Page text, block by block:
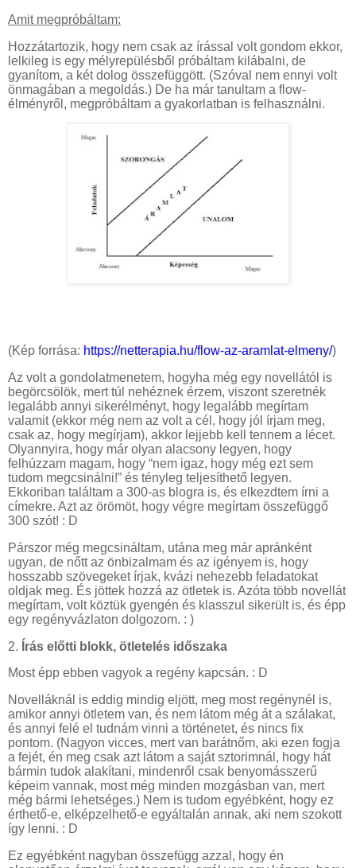
Amit megpróbáltam:
Hozzátartozik, hogy nem csak az írással volt gondom ekkor,
lelkileg is egy mélyrepülésből próbáltam kilábalni, de
gyanítom, a két dolog összefüggött. (Szóval nem ennyi volt
önmagában a megoldás.) De ha már tanultam a flow-
élményről, megpróbáltam a gyakorlatban is felhasználni.
(Kép forrása: https://netterapia.hu/flow-az-aramlat-elmeny/)
Az volt a gondolatmenetem, hogyha még egy novellától is
begörcsölök, mert túl nehéznek érzem, viszont szeretnék
legalább annyi sikerélményt, hogy legalább megírtam
valamit (ekkor még nem az volt a cél, hogy jól írjam meg,
csak az, hogy megírjam), akkor lejjebb kell tennem a lécet.
Olyannyira, hogy már olyan alacsony legyen, hogy
felhúzzam magam, hogy “nem igaz, hogy még ezt sem
tudom megcsinálni!” és tényleg teljesíthető legyen.
Ekkoriban találtam a 300-as blogra is, és elkezdtem írni a
címekre. Azt az örömöt, hogy végre megírtam összefüggő
300 szót! : D
Párszor még megcsináltam, utána meg már apránként
ugyan, de nőtt az önbizalmam és az igényem is, hogy
hosszabb szövegeket írjak, kvázi nehezebb feladatokat
oldjak meg. És jöttek hozzá az ötletek is. Azóta több novellát
megírtam, volt köztük gyengén és klasszul sikerült is, és épp
egy regényvázlaton dolgozom. : )
2. Írás előtti blokk, ötletelés időszaka
Most épp ebben vagyok a regény kapcsán. : D
Novelláknál is eddig mindig eljött, meg most regénynél is,
amikor annyi ötletem van, és nem látom még át a szálakat,
és annyi felé el tudnám vinni a történetet, és nincs fix
pontom. (Nagyon vicces, mert van barátnőm, aki ezen fogja
a fejét, én meg csak azt látom a saját sztorimnál, hogy hát
bármin tudok alakítani, mindenről csak benyomásszerű
képeim vannak, most még minden mozgásban van, mert
még bármi lehetséges.) Nem is tudom egyébként, hogy ez
érthető-e, elképzelhető-e egyáltalán annak, aki nem szokott
így lenni. : D
Ez egyébként nagyban összefügg azzal, hogy én